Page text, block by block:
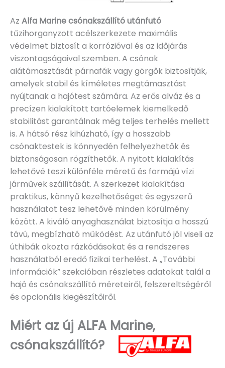
Az Alfa Marine csónakszállító utánfutó
tűzihorganyzott acélszerkezete maximális
védelmet biztosít a korrózióval és az időjárás
viszontagságaival szemben. A csónak
alátámasztását párnafák vagy görgők biztosítják,
amelyek stabil és kíméletes megtámasztást
nyújtanak a hajótest számára. Az erős alváz és a
precízen kialakított tartóelemek kiemelkedő
stabilitást garantálnak még teljes terhelés mellett
is. A hátsó rész kihúzható, így a hosszabb
csónaktestek is könnyedén felhelyezhetők és
biztonságosan rögzíthetők. A nyitott kialakítás
lehetővé teszi különféle méretű és formájú vízi
járművek szállítását. A szerkezet kialakítása
praktikus, könnyű kezelhetőséget és egyszerű
használatot tesz lehetővé minden körülmény
között. A kiváló anyaghasználat biztosítja a hosszú
távú, megbízható működést. Az utánfutó jól viseli az
úthibák okozta rázkódásokat és a rendszeres
használatból eredő fizikai terhelést. A „További
információk” szekcióban részletes adatokat talál a
hajó és csónakszállító méreteiről, felszereltségéről
és opcionális kiegészítőiről.
Miért az új ALFA Marine,
csónakszállító?